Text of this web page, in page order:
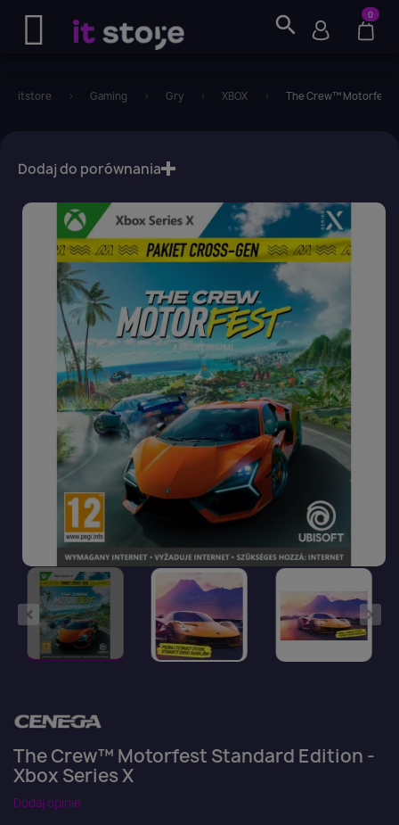
search 0
itstore Gaming Gry XBOX The Crew™ Motorfest
The Crew™ Motorfest Standard Edition -
Xbox Series X
Dodaj opinie
Dodaj do porównania